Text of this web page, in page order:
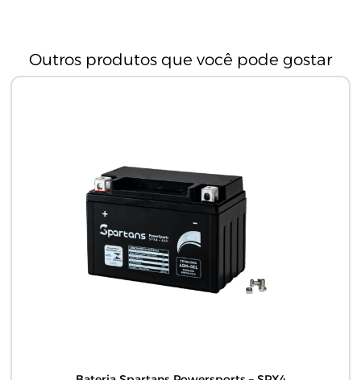
Outros produtos que você pode gostar